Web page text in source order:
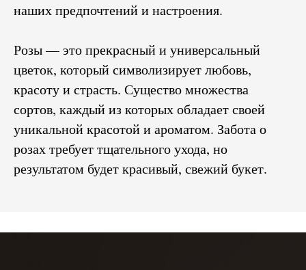
наших предпочтений и настроения.
Розы — это прекрасный и универсальный
цветок, который символизирует любовь,
красоту и страсть. Существо множества
сортов, каждый из которых обладает своей
уникальной красотой и ароматом. Забота о
розах требует тщательного ухода, но
результатом будет красивый, свежий букет.